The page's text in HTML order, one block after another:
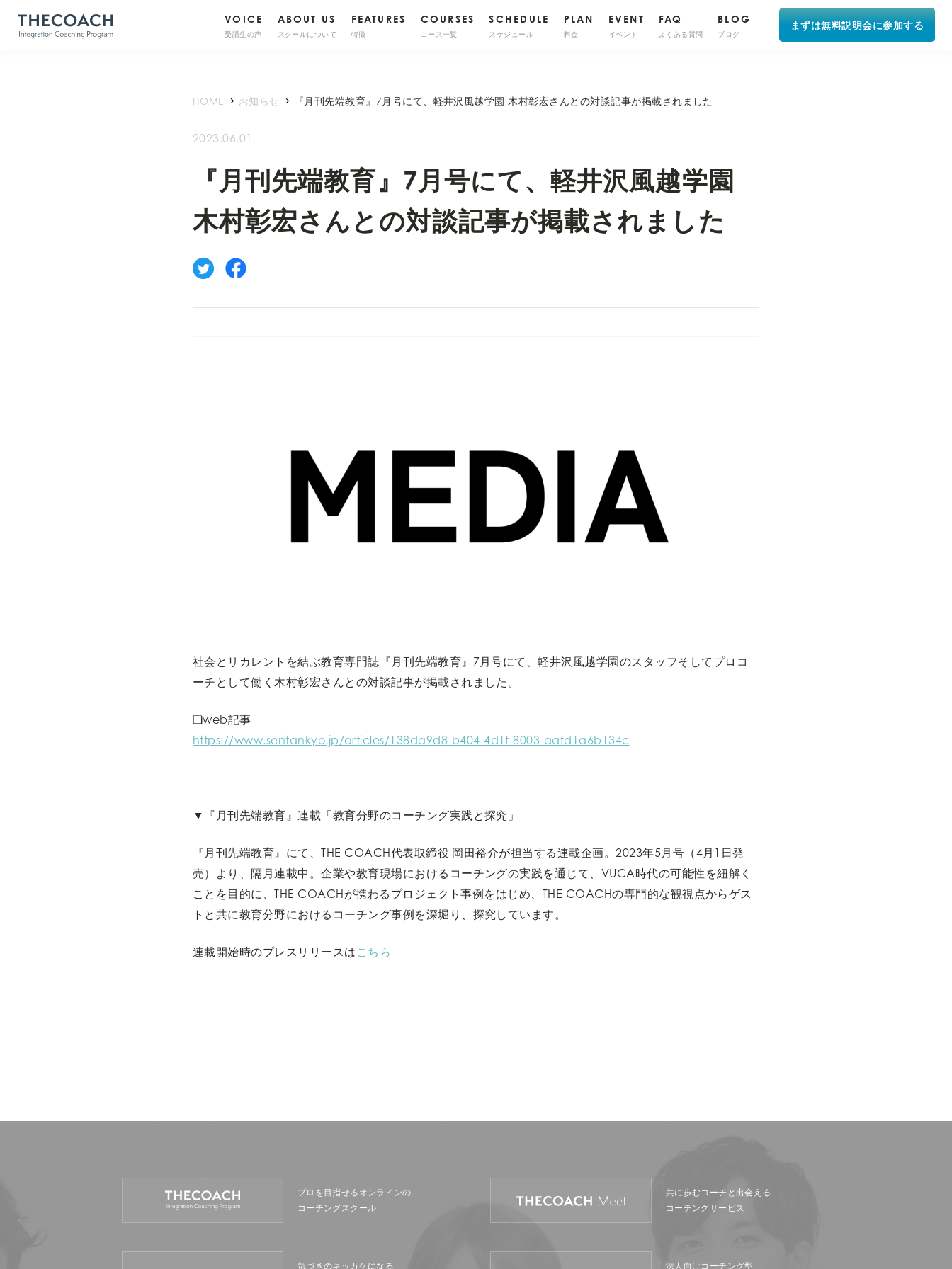
VOICE
受講生の声
ABOUT US
スクールについて
FEATURES
特徴
COURSES
コース一覧
SCHEDULE
スケジュール
PLAN
料金
EVENT
イベント
FAQ
よくある質問
BLOG
ブログ
まずは無料説明会に参加する
HOME お知らせ 『月刊先端教育』7月号にて、軽井沢風越学園 木村彰宏さんとの対談記事が掲載されました
2023.06.01
『月刊先端教育』7月号にて、軽井沢風越学園
木村彰宏さんとの対談記事が掲載されました
社会とリカレントを結ぶ教育専門誌『月刊先端教育』7月号にて、軽井沢風越学園のスタッフそしてプロコ
ーチとして働く木村彰宏さんとの対談記事が掲載されました。
❏web記事
https://www.sentankyo.jp/articles/138da9d8-b404-4d1f-8003-aafd1a6b134c
▼『月刊先端教育』連載「教育分野のコーチング実践と探究」
『月刊先端教育』にて、THE COACH代表取締役 岡田裕介が担当する連載企画。2023年5月号（4月1日発
売）より、隔月連載中。企業や教育現場におけるコーチングの実践を通じて、VUCA時代の可能性を紐解く
ことを目的に、THE COACHが携わるプロジェクト事例をはじめ、THE COACHの専門的な観視点からゲス
トと共に教育分野におけるコーチング事例を深堀り、探究しています。
連載開始時のプレスリリースは こちら
プロを目指せるオンラインの
コーチングスクール
共に歩むコーチと出会える
コーチングサービス
気づきのキッカケになる 法人向けコーチング型